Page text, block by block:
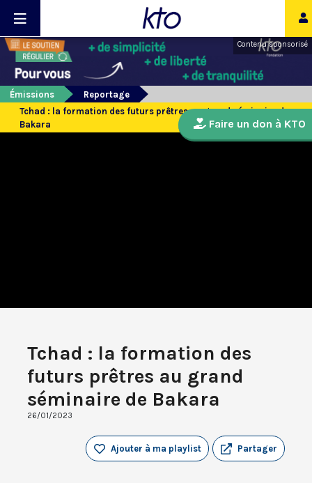
Contenu sponsorisé
Émissions
Reportage
Tchad : la formation des futurs prêtres au grand séminaire de
Bakara
Tchad : la formation des
futurs prêtres au grand
séminaire de Bakara
26/01/2023
Partager
Ajouter à ma playlist
Faire un don à KTO